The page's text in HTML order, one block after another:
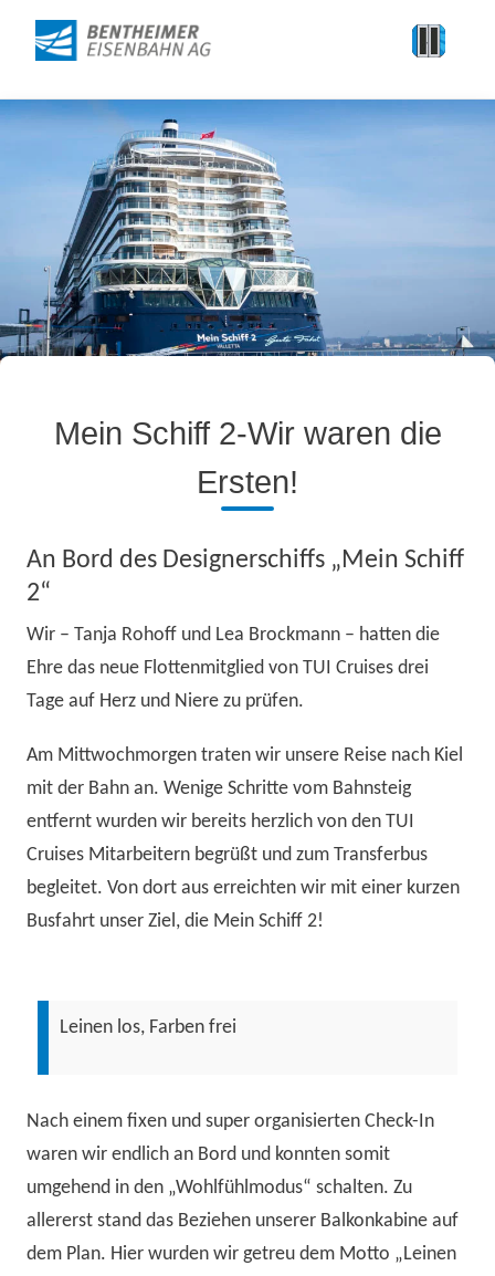
Mein Schiff 2-Wir waren die
Ersten!
An Bord des Designerschiffs „Mein Schiff
2“
Wir – Tanja Rohoff und Lea Brockmann – hatten die
Ehre das neue Flottenmitglied von TUI Cruises drei
Tage auf Herz und Niere zu prüfen.
Am Mittwochmorgen traten wir unsere Reise nach Kiel
mit der Bahn an. Wenige Schritte vom Bahnsteig
entfernt wurden wir bereits herzlich von den TUI
Cruises Mitarbeitern begrüßt und zum Transferbus
begleitet. Von dort aus erreichten wir mit einer kurzen
Busfahrt unser Ziel, die Mein Schiff 2!
Leinen los, Farben frei
Nach einem fixen und super organisierten Check-In
waren wir endlich an Bord und konnten somit
umgehend in den „Wohlfühlmodus“ schalten. Zu
allererst stand das Beziehen unserer Balkonkabine auf
dem Plan. Hier wurden wir getreu dem Motto „Leinen